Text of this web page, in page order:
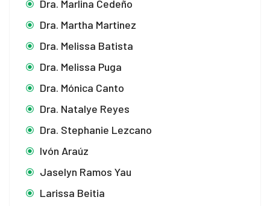
giriş
Dra. Marlina Cedeño
Dra. Martha Martinez
Dra. Melissa Batista
Dra. Melissa Puga
Dra. Mónica Canto
Dra. Natalye Reyes
Dra. Stephanie Lezcano
Ivón Araúz
Jaselyn Ramos Yau
Larissa Beitia